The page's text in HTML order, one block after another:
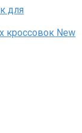
для
кроссовок New